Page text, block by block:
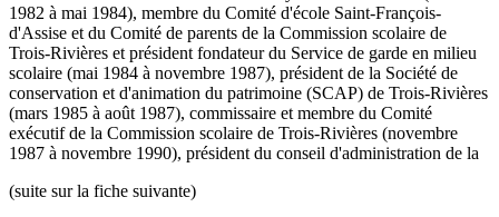
1982 à mai 1984), membre du Comité d'école Saint-François-
d'Assise et du Comité de parents de la Commission scolaire de
Trois-Rivières et président fondateur du Service de garde en milieu
scolaire (mai 1984 à novembre 1987), président de la Société de
conservation et d'animation du patrimoine (SCAP) de Trois-Rivières
(mars 1985 à août 1987), commissaire et membre du Comité
exécutif de la Commission scolaire de Trois-Rivières (novembre
1987 à novembre 1990), président du conseil d'administration de la
(suite sur la fiche suivante)